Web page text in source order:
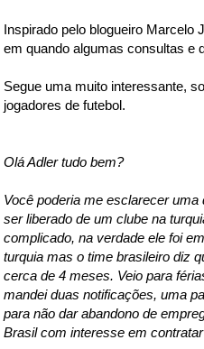
Inspirado pelo blogueiro Marcelo
em quando algumas consultas e
Segue uma muito interessante,
jogadores de futebol.
Olá Adler tudo bem?
Você poderia me esclarecer
ser liberado de um clube na
complicado, na verdade ele foi
turquia mas o time brasileiro diz
cerca de 4 meses. Veio para
mandei duas notificações, uma
para não dar abandono de
Brasil com interesse em